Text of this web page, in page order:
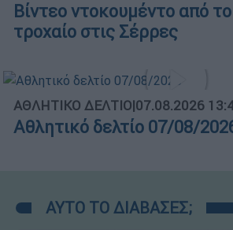
Βίντεο ντοκουμέντο από
τροχαίο στις Σέρρες
ΑΘΛΗΤΙΚΟ ΔΕΛΤΙΟ|07.08.2026
Αθλητικό δελτίο 07/08/
ΑΥΤΟ ΤΟ ΔΙΑΒΑΣΕΣ;